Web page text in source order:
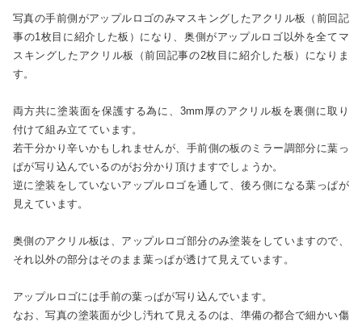
写真の手前側がアップルロゴのみマスキングしたアクリル板（前回記
事の1枚目に紹介した板）になり、奥側がアップルロゴ以外を全てマ
スキングしたアクリル板（前回記事の2枚目に紹介した板）になりま
す。
両方共に塗装面を保護する為に、3mm厚のアクリル板を裏側に取り
付けて組み立てています。
若干分かり辛いかもしれませんが、手前側の板のミラー調部分に葉っ
ぱが写り込んでいるのがお分かり頂けますでしょうか。
逆に塗装をしていないアップルロゴを通して、後ろ側になる葉っぱが
見えています。
奥側のアクリル板は、アップルロゴ部分のみ塗装をしていますので、
それ以外の部分はそのまま葉っぱが透けて見えています。
アップルロゴには手前の葉っぱが写り込んでいます。
なお、写真の塗装面が少し汚れて見えるのは、準備の都合で細かい傷